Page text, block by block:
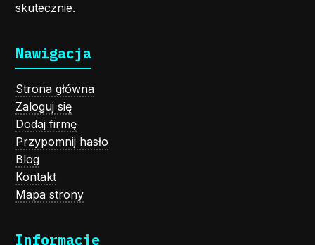
skutecznie.
Nawigacja
Strona główna
Zaloguj się
Dodaj firmę
Przypomnij hasło
Blog
Kontakt
Mapa strony
Informacje